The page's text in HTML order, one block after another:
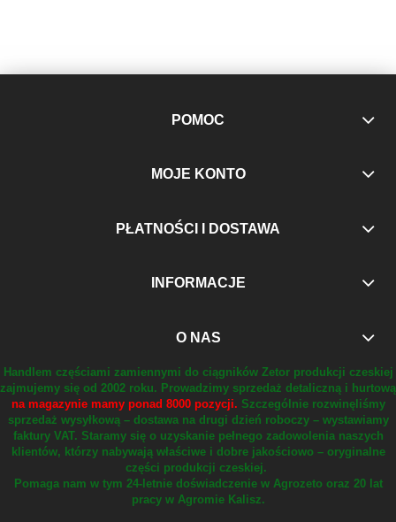
POMOC
MOJE KONTO
PŁATNOŚCI I DOSTAWA
INFORMACJE
O NAS
Handlem częściami zamiennymi do ciągników Zetor produkcji czeskiej
zajmujemy się od 2002 roku. Prowadzimy sprzedaż detaliczną i hurtową
na magazynie mamy ponad 8000 pozycji. Szczególnie rozwinęliśmy
sprzedaż wysyłkową – dostawa na drugi dzień roboczy – wystawiamy
faktury VAT. Staramy się o uzyskanie pełnego zadowolenia naszych
klientów, którzy nabywają właściwe i dobre jakościowo – oryginalne
części produkcji czeskiej.
Pomaga nam w tym 24-letnie doświadczenie w Agrozeto oraz 20 lat
pracy w Agromie Kalisz.